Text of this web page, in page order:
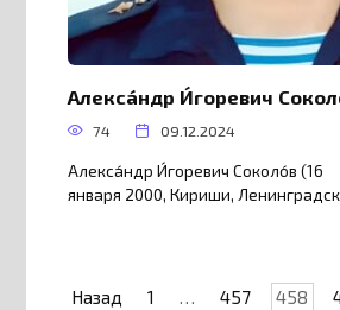
Алекса́ндр И́горевич
74 09.12.2024
Алекса́ндр И́горевич Соколо́в (16
января 2000, Кириши,
Пагинация
Назад 1 457 458